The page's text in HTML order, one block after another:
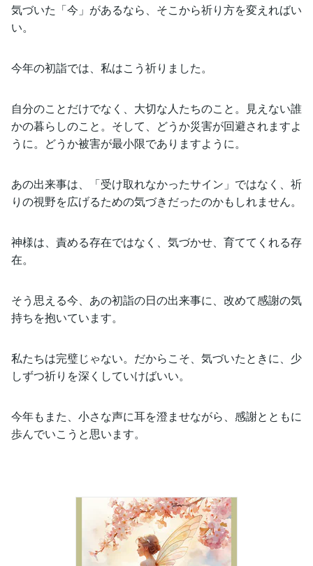
気づいた「今」があるなら、そこから祈り方を変えればい
い。
今年の初詣では、私はこう祈りました。
自分のことだけでなく、大切な人たちのこと。見えない誰
かの暮らしのこと。そして、どうか災害が回避されますよ
うに。どうか被害が最小限でありますように。
あの出来事は、「受け取れなかったサイン」ではなく、祈
りの視野を広げるための気づきだったのかもしれません。
神様は、責める存在ではなく、気づかせ、育ててくれる存
在。
そう思える今、あの初詣の日の出来事に、改めて感謝の気
持ちを抱いています。
私たちは完璧じゃない。だからこそ、気づいたときに、少
しずつ祈りを深くしていけばいい。
今年もまた、小さな声に耳を澄ませながら、感謝とともに
歩んでいこうと思います。